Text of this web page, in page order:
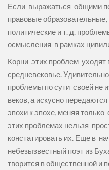
Если выражаться общими
правовые образовательные,
политические и т. д.
осмысления в рамках
Корни этих проблем уходят
средневековье.
проблемы по сути своей не
веков, а искусно
эпохи к эпохе, меняя
этих проблемах нельзя
констатировать их. Еще в
небезызвестный поэт из
творится в общественной и